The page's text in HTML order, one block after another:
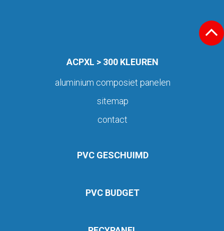
ACPXL > 300 KLEUREN
aluminium composiet panelen
sitemap
contact
PVC GESCHUIMD
PVC BUDGET